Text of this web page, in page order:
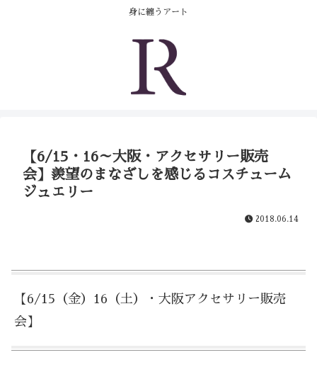
身に纏うアート
【6/15・16～大阪・アクセサリー販売
会】羨望のまなざしを感じるコスチューム
ジュエリー
2018.06.14
【6/15（金）16（土）・大阪アクセサリー販売
会】